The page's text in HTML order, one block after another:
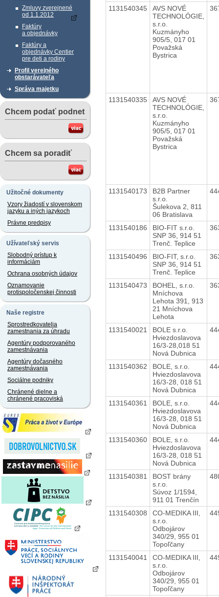
Zmluvy zverejnené
od 1.1.2012
Faktúry
a objednávky
Faktúry a
objednávky Centier
pre deti a rodiny
Profil verejného
obstarávateľa
Správa majetku
Chcem podať podnet
Chcem sa poradiť
Užitočné dokumenty
Vzory žiadostí v slovenskom
jazyku a iných jazykoch
Právne predpisy
Užívateľský servis
Slobodný prístup k
informáciám
Ochrana osobných údajov
Oznamovanie
protispoločenskej činnosti
Naše registre
Sprostredkovatelia
zamestnania za úhradu
Agentúry podporovaného
zamestnávania
Agentúry dočasného
zamestnávania
Sociálne podniky
Chránené dielne a
chránené pracoviská
1131540345
AVS NOVÉ
TECHNOLÓGIE,
s.r.o.
Kuzmányho
905/5, 017 01
Považská
Bystrica
1131540335
AVS NOVÉ
TECHNOLÓGIE,
s.r.o.
Kuzmányho
905/5, 017 01
Považská
Bystrica
1131540173
B2B Partner
s.r.o.
Šulekova 2, 811
06 Bratislava
1131540186
BIO-FIT s.r.o.
SNP 36, 914 51
Trenč. Teplice
1131540496
BIO-FIT, s.r.o.
SNP 36, 914 51
Trenč. Teplice
1131540473
BOHEL, s.r.o.
Mníchova
Lehota 391, 913
21 Mníchova
Lehota
1131540021
BOLE s.r.o.
Hviezdoslavova
16/3-28,018 51
Nová Dubnica
1131540362
BOLE, s.r.o.
Hviezdoslavova
16/3-28, 018 51
Nová Dubnica
1131540361
BOLE, s.r.o.
Hviezdoslavova
16/3-28, 018 51
Nová Dubnica
1131540360
BOLE, s.r.o.
Hviezdoslavova
16/3-28, 018 51
Nová Dubnica
1131540381
BOST brány
s.r.o.
Súvoz 1/1594,
911 01 Trenčín
1131540308
CO-MEDIKA III,
s.r.o.
Odbojárov
340/29, 955 01
Topoľčany
1131540041
CO-MEDIKA III,
s.r.o.
Odbojárov
340/29, 955 01
Topoľčany